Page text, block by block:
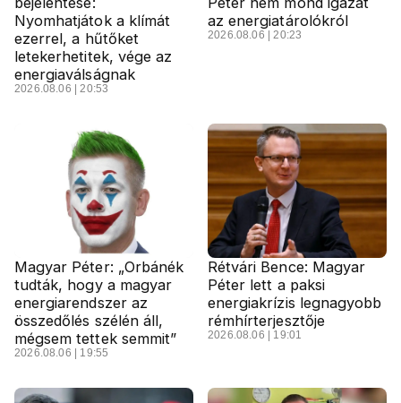
Nyomhatjátok a klímát
ezerrel, a hűtőket
letekerhetitek, vége az
energiaválságnak
2026.08.06 | 20:53
az energiatárolókról
2026.08.06 | 20:23
Magyar Péter: „Orbánék
tudták, hogy a magyar
energiarendszer az
összedőlés szélén áll,
mégsem tettek semmit”
2026.08.06 | 19:55
Rétvári Bence: Magyar
Péter lett a paksi
energiakrízis legnagyobb
rémhírterjesztője
2026.08.06 | 19:01